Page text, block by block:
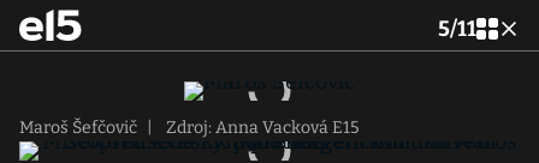
5/11
Maroš Šefčovič Zdroj: Anna Vacková E15